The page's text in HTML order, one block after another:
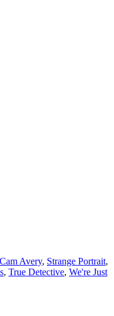
Cam Avery, Strange Portrait,
, True Detective, We're Just